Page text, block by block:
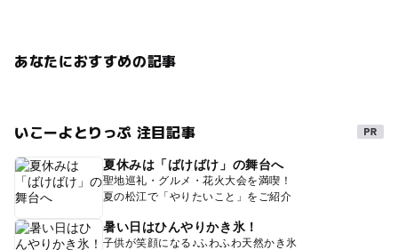
あなたにおすすめの記事
いこーよとりっぷ 注目記事
夏休みは「ばけばけ」の舞台へ
聖地巡礼・グルメ・花火大会を満喫！
夏の松江で「やりたいこと」をご紹介
暑い日はひんやりかき氷！
子供が笑顔になる♪ふわふわ天然かき氷